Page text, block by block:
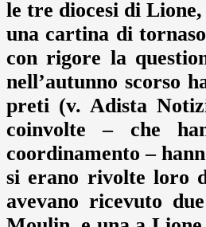
le tre diocesi di
una cartina di
con rigore la
nell’autunno scorso
preti (v. Adista
coinvolte – che
coordinamento –
si erano rivolte loro
avevano ricevuto